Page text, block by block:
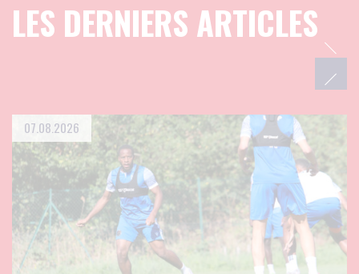
LES DERNIERS ARTICLES
07.08.2026